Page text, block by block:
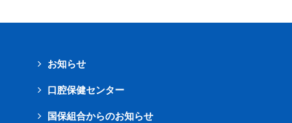
お知らせ
口腔保健センター
国保組合からのお知らせ